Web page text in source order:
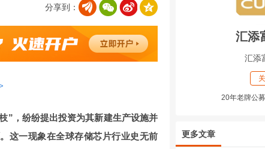
分享到：
”，纷纷提出投资为其新建生产设施并
这一现象在全球存储芯片行业史无前
汇添
汇添
20年老牌公
更多文章